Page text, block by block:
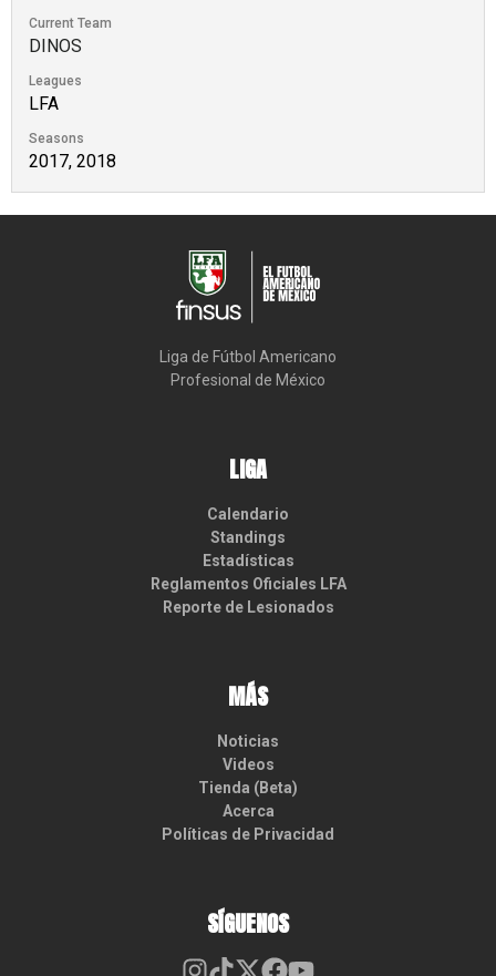
Current Team
DINOS
Leagues
LFA
Seasons
2017, 2018
Liga de Fútbol Americano
Profesional de México
LIGA
Calendario
Standings
Estadísticas
Reglamentos Oficiales LFA
Reporte de Lesionados
MÁS
Noticias
Videos
Tienda (Beta)
Acerca
Políticas de Privacidad
SÍGUENOS